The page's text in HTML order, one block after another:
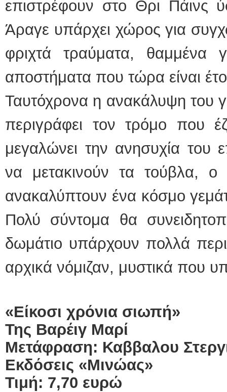
επιστρέφουν στο Θρι Πάινς
Άραγε υπάρχει χώρος για
φριχτά τραύματα, θαμμένα
αποστήματα που τώρα είναι
Ταυτόχρονα η ανακάλυψη του
περιγράφει τον τρόμο που
μεγαλώνει την ανησυχία του
να μετακινούν τα τούβλα,
ανακαλύπτουν ένα κόσμο
Πολύ σύντομα θα
δωμάτιο υπάρχουν πολλά
αρχικά νόμιζαν, μυστικά που
«Είκοσι χρόνια σιωπή»
Της Βαρέιγ Μαρί
Μετάφραση: Καββαλου
Εκδόσεις «Μινώας»
Τιμή: 7,70 ευρώ